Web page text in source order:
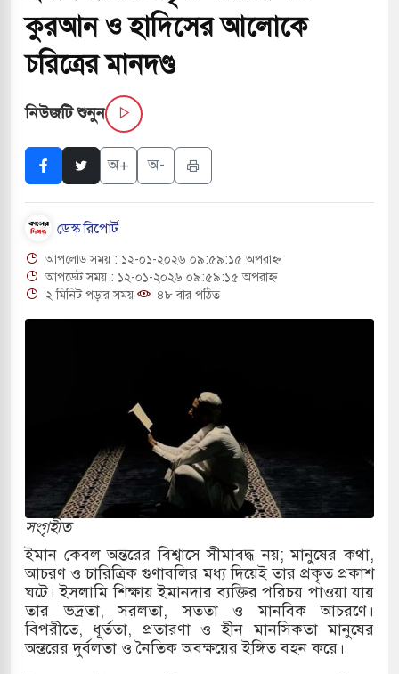
হয়ে আসছে ‘স্পেশাল রেসপন্স ব্যাটালিয়ন
মুখোমুখি সংঘর্ষে ৯ জন নিহত
৬ শ্রমিক নিহত, আহত ১৫
নিয়ন্ত্রণে দেড় হাজার মসজিদ থেকে মাইক
গুলিতে শিক্ষক নিহত, হামলাকারীর আত্মহত্যা
মধ্যপ্রাচ্যে ব্ল্যাকআউটের কঠোর হুঁশিয়ারি ইরানের
দক্ষিণ কোরিয়ার বন্দি ২৫ শতাংশ বেড়েছে
থাকুক বা না থাকুক, ইরানে একক সামরিক পদক্ষেপের
জুমার বয়ান ও নামাজ পড়াবেন দেওবন্দের
ছাড়লেন জনপ্রিয় ভারতীয় সাংবাদিক ময়ূখ রঞ্জন
কুরআন ও হাদিসের আলোকে
চরিত্রের মানদণ্ড
নিউজটি শুনুন
অ+ অ-
ডেস্ক রিপোর্ট
আপলোড সময় : ১২-০১-২০২৬ ০৯:৫৯:১৫ অপরাহ্ন
আপডেট সময় : ১২-০১-২০২৬ ০৯:৫৯:১৫ অপরাহ্ন
২ মিনিট পড়ার সময়
৪৮ বার পঠিত
সংগৃহীত
ইমান কেবল অন্তরের বিশ্বাসে সীমাবদ্ধ নয়; মানুষের কথা,
আচরণ ও চারিত্রিক গুণাবলির মধ্য দিয়েই তার প্রকৃত প্রকাশ
ঘটে। ইসলামি শিক্ষায় ইমানদার ব্যক্তির পরিচয় পাওয়া যায়
তার ভদ্রতা, সরলতা, সততা ও মানবিক আচরণে।
বিপরীতে, ধূর্ততা, প্রতারণা ও হীন মানসিকতা মানুষের
অন্তরের দুর্বলতা ও নৈতিক অবক্ষয়ের ইঙ্গিত বহন করে।